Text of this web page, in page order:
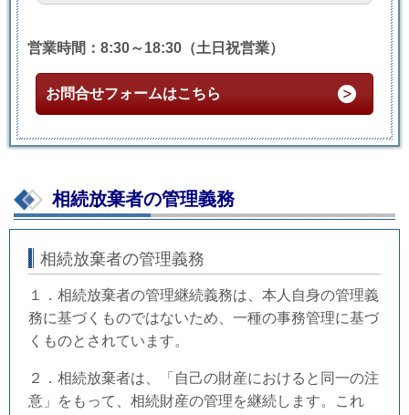
営業時間：8:30～18:30（土日祝営業）
お問合せフォームはこちら
相続放棄者の管理義務
相続放棄者の管理義務
１．相続放棄者の管理継続義務は、本人自身の管理義
務に基づくものではないため、一種の事務管理に基づ
くものとされています。
２．相続放棄者は、「自己の財産におけると同一の注
意」をもって、相続財産の管理を継続します。これ